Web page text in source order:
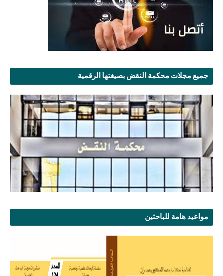
جميع مجلات محكمة النقض بصيغتها الرقمية
مواعيد هامة للباحثين